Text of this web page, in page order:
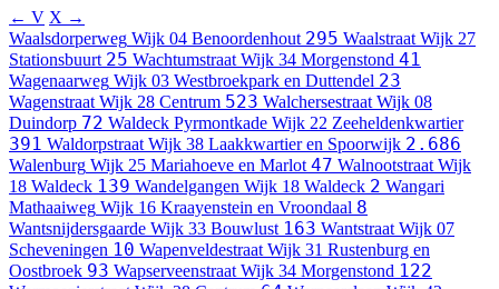
← V X →
Waalsdorperweg Wijk 04 Benoordenhout 295 Waalstraat Wijk 27
Stationsbuurt 25 Wachtumstraat Wijk 34 Morgenstond 41
Wagenaarweg Wijk 03 Westbroekpark en Duttendel 23
Wagenstraat Wijk 28 Centrum 523 Walchersestraat Wijk 08
Duindorp 72 Waldeck Pyrmontkade Wijk 22 Zeeheldenkwartier
391 Waldorpstraat Wijk 38 Laakkwartier en Spoorwijk 2.686
Walenburg Wijk 25 Mariahoeve en Marlot 47 Walnootstraat Wijk
18 Waldeck 139 Wandelgangen Wijk 18 Waldeck 2 Wangari
Mathaaiweg Wijk 16 Kraayenstein en Vroondaal 8
Wantsnijdersgaarde Wijk 33 Bouwlust 163 Wantstraat Wijk 07
Scheveningen 10 Wapenveldestraat Wijk 31 Rustenburg en
Oostbroek 93 Wapserveenstraat Wijk 34 Morgenstond 122